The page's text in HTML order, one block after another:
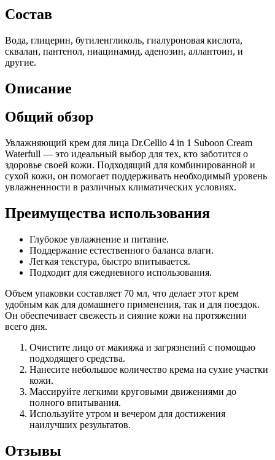
Состав
Вода, глицерин, бутиленгликоль, гиалуроновая кислота,
сквалан, пантенол, ниацинамид, аденозин, аллантоин, и
другие.
Описание
Общий обзор
Увлажняющий крем для лица Dr.Cellio 4 in 1 Suboon Cream
Waterfull — это идеальный выбор для тех, кто заботится о
здоровье своей кожи. Подходящий для комбинированной и
сухой кожи, он помогает поддерживать необходимый уровень
увлажненности в различных климатических условиях.
Преимущества использования
Глубокое увлажнение и питание.
Поддержание естественного баланса влаги.
Легкая текстура, быстро впитывается.
Подходит для ежедневного использования.
Объем упаковки составляет 70 мл, что делает этот крем
удобным как для домашнего применения, так и для поездок.
Он обеспечивает свежесть и сияние кожи на протяжении
всего дня.
Очистите лицо от макияжа и загрязнений с помощью
подходящего средства.
Нанесите небольшое количество крема на сухие участки
кожи.
Массируйте легкими круговыми движениями до
полного впитывания.
Используйте утром и вечером для достижения
наилучших результатов.
Отзывы